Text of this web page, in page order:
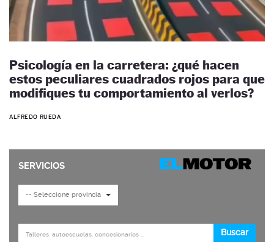
Psicología en la carretera: ¿qué hacen
estos peculiares cuadrados rojos para que
modifiques tu comportamiento al verlos?
ALFREDO RUEDA